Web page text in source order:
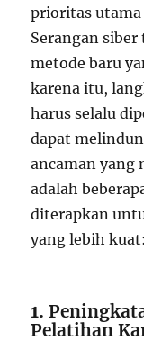
prioritas utama
Serangan
metode baru
karena itu,
harus selalu
dapat
ancaman yang
adalah
diterapkan
yang lebih kuat:
1.
Pelatihan